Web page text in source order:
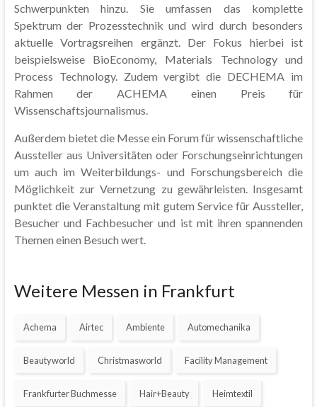
Schwerpunkten hinzu. Sie umfassen das komplette
Spektrum der Prozesstechnik und wird durch besonders
aktuelle Vortragsreihen ergänzt. Der Fokus hierbei ist
beispielsweise BioEconomy, Materials Technology und
Process Technology. Zudem vergibt die DECHEMA im
Rahmen der ACHEMA einen Preis für
Wissenschaftsjournalismus.
Außerdem bietet die Messe ein Forum für wissenschaftliche
Aussteller aus Universitäten oder Forschungseinrichtungen
um auch im Weiterbildungs- und Forschungsbereich die
Möglichkeit zur Vernetzung zu gewährleisten. Insgesamt
punktet die Veranstaltung mit gutem Service für Aussteller,
Besucher und Fachbesucher und ist mit ihren spannenden
Themen einen Besuch wert.
Weitere Messen in Frankfurt
Achema Airtec Ambiente Automechanika
Beautyworld Christmasworld Facility Management
Frankfurter Buchmesse Hair+Beauty Heimtextil